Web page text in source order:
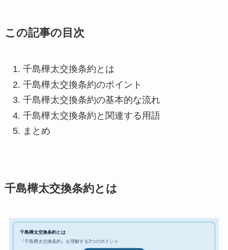
この記事の目次
千島樺太交換条約とは
千島樺太交換条約のポイント
千島樺太交換条約の基本的な流れ
千島樺太交換条約と関連する用語
まとめ
千島樺太交換条約とは
千島樺太交換条約とは
『千島樺太交換条約』を理解する3つのポイント